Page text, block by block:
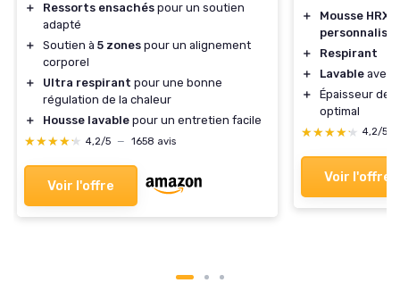
＋
Ressorts ensachés pour un soutien
adapté
＋
Soutien à 5 zones pour un alignement
corporel
＋
Ultra respirant pour une bonne
régulation de la chaleur
＋
Housse lavable pour un entretien facile
★★★★★
★★★★★ 4,2/5 — 1658 avis
Voir l'offre
＋ Mousse HRX
personnalisé
＋
Respirant
＋
Lavable avec
＋
Épaisseur de
optimal
★★★★★
★★★★★ 4,2/5
Voir l'offre